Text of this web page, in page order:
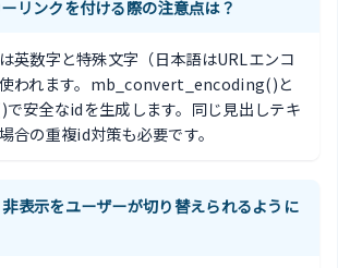
リンクを付ける際の注意点は？
英数字と特殊文字（日本語はURLエンコ
われます。mb_convert_encoding()と
安全なidを生成します。同じ見出しテキ
合の重複id対策も必要です。
表示をユーザーが切り替えられるように